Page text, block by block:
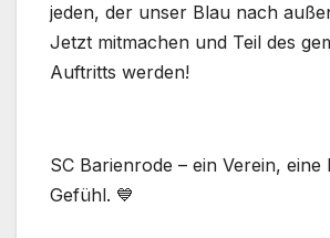
jeden, der unser Blau nach
Jetzt mitmachen und Teil des
Auftritts werden!
SC Barienrode – ein Verein, eine
Gefühl. 💙